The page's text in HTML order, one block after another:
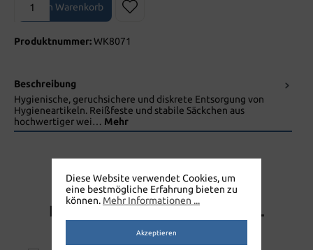
In den Warenkorb
Produktnummer:WK8071
Beschreibung
Hygienische, geruchsichere und diskrete Entsorgung von
Hygieneartikeln. Reißfeste und stabile Säckchen aus
hochwertiger wei… Mehr
HYGIENEBEUTEL UNIVERSAL
KARTON 25 X 30 STK.
Diese Website verwendet Cookies, um
eine bestmögliche Erfahrung bieten zu
können. Mehr Informationen ...
Akzeptieren